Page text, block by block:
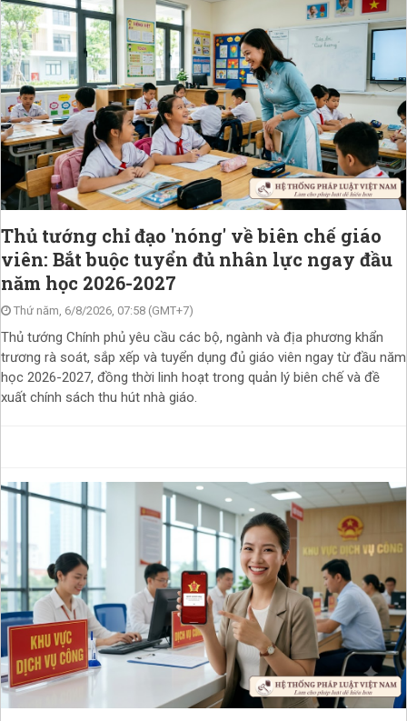
Thủ tướng chỉ đạo 'nóng' về biên chế giáo
viên: Bắt buộc tuyển đủ nhân lực ngay đầu
năm học 2026-2027
Thứ năm, 6/8/2026, 07:58 (GMT+7)
Thủ tướng Chính phủ yêu cầu các bộ, ngành và địa phương khẩn
trương rà soát, sắp xếp và tuyển dụng đủ giáo viên ngay từ đầu năm
học 2026-2027, đồng thời linh hoạt trong quản lý biên chế và đề
xuất chính sách thu hút nhà giáo.